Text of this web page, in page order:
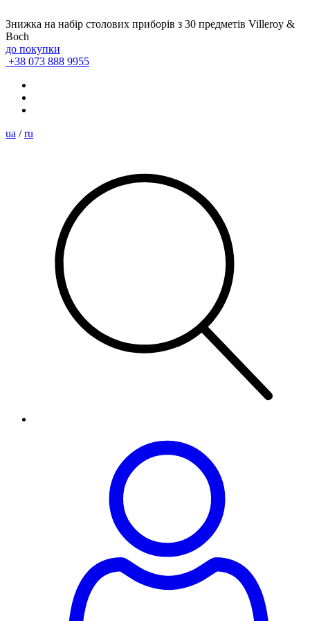
Знижка на набір столових приборів з 30 предметів Villeroy &
Boch
до покупки
+38 073 888 9955
ua / ru